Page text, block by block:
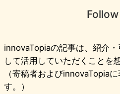
innovaTopiaの記事は、紹介
して活用していただくことを
（寄稿者およびinnovaTopia
す。）